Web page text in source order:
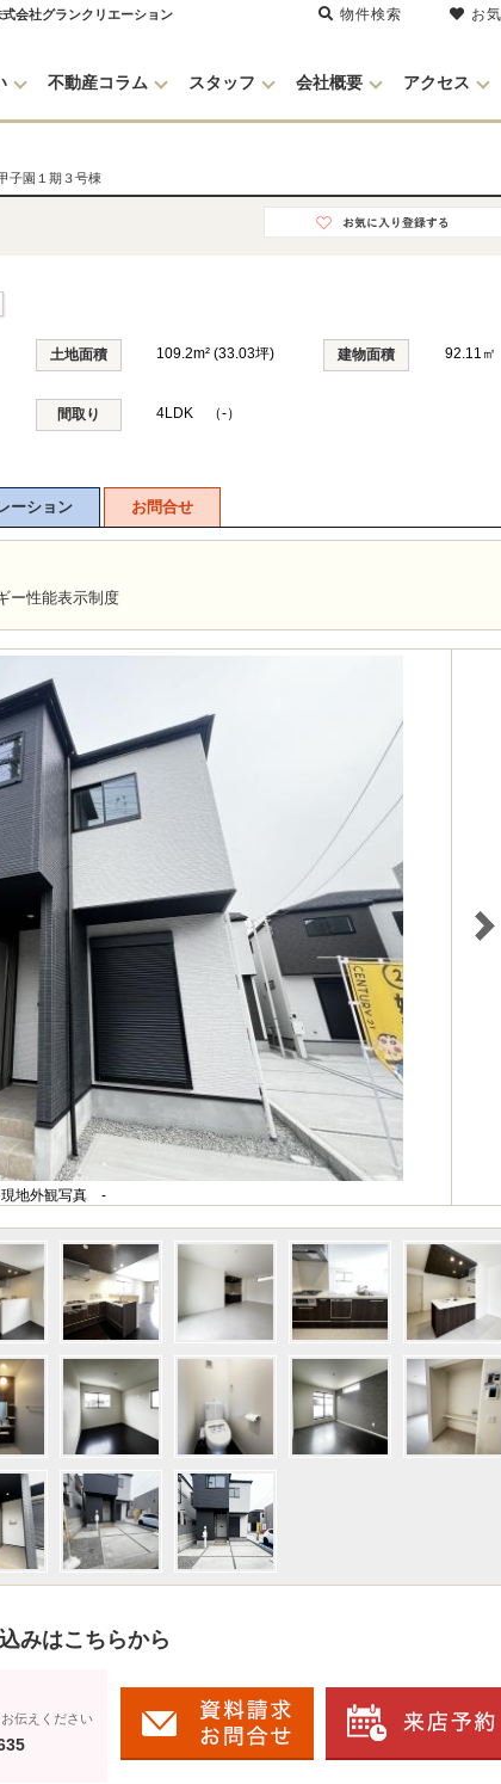
会社グランクリエーション
不動産コラム スタッフ 会社概要 アクセス
子園１期３号棟
土地面積 109.2m² (33.03坪) 建物面積 92.11㎡
間取り 4LDK （-）
ーション お問合せ
ー性能表示制度
現地外観写真 -
みはこちらから
伝えください
物件検索 お